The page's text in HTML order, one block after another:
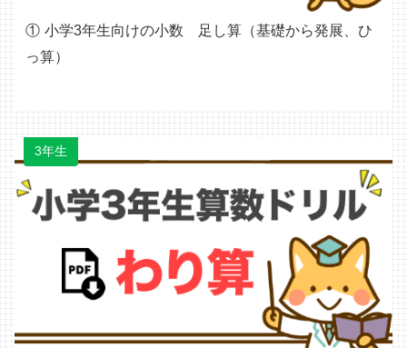
小学3年生向けの小数 足し算（基礎から発展、ひ
っ算）
3年生